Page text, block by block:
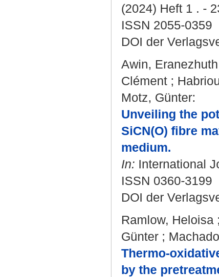
(2024) Heft 1 . -
ISSN 2055-0359
DOI der
Awin,
Clément ;
Motz, Günter:
Unveiling the
SiCN(O) fibre
medium.
In: International
ISSN 0360-3199
DOI der
Ramlow, Heloisa
Günter ;
Thermo-
by the